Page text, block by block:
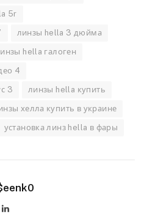
5r
линзы hella 3 дюйма
hella галоген
4
3 линзы hella купить
хелла купить в украине
установка линз hella в фары
LinkedIn